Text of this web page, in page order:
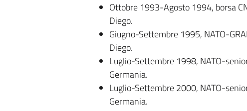
Ottobre 1993-Agosto 1994, borsa
Diego.
Giugno-Settembre 1995, NATO-
Diego.
Luglio-Settembre 1998, NATO-
Germania.
Luglio-Settembre 2000, NATO-
Germania.